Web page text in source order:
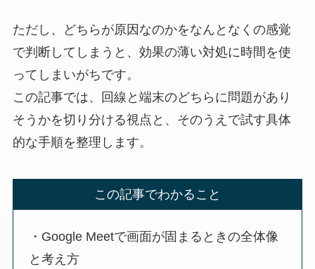
ただし、どちらが原因なのかをなんとなくの感覚
で判断してしまうと、効果の薄い対処に時間を使
ってしまいがちです。
この記事では、回線と端末のどちらに問題があり
そうかを切り分ける視点と、そのうえで試す具体
的な手順を整理します。
この記事でわかること
・Google Meetで画面が固まるときの全体像
と考え方